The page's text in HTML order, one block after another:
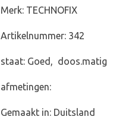
Merk: TECHNOFIX
Artikelnummer: 342
staat: Goed, doos.matig
afmetingen:
Gemaakt in: Duitsland